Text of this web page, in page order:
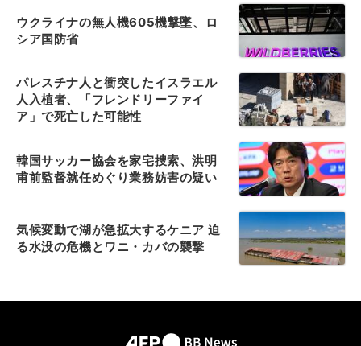
ウクライナの無人機605機撃墜、ロ
シア国防省
パレスチナ人と衝突したイスラエル
人入植者、「フレンドリーファイ
ア」で死亡した可能性
韓国サッカー協会を家宅捜索、洪明
甫前監督就任めぐり業務妨害の疑い
気候変動で湖が急拡大するケニア 迫
る水没の危機とワニ・カバの襲撃